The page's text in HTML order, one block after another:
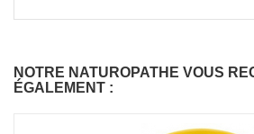
NOTRE NATUROPATHE VOUS
ÉGALEMENT :